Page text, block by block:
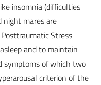
insomnia (difficulties
mares are
Stress
and to maintain
symptoms of which two
criterion of the